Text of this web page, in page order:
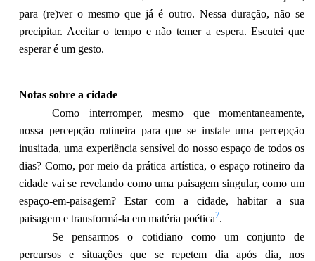
para (re)ver o mesmo que já é outro. Nessa duração, não se
precipitar. Aceitar o tempo e não temer a espera. Escutei que
esperar é um gesto.
Notas sobre a cidade
Como interromper, mesmo que momentaneamente,
nossa percepção rotineira para que se instale uma percepção
inusitada, uma experiência sensível do nosso espaço de todos os
dias? Como, por meio da prática artística, o espaço rotineiro da
cidade vai se revelando como uma paisagem singular, como um
espaço-em-paisagem? Estar com a cidade, habitar a sua
paisagem e transformá-la em matéria poética7.
Se pensarmos o cotidiano como um conjunto de
percursos e situações que se repetem dia após dia, nos